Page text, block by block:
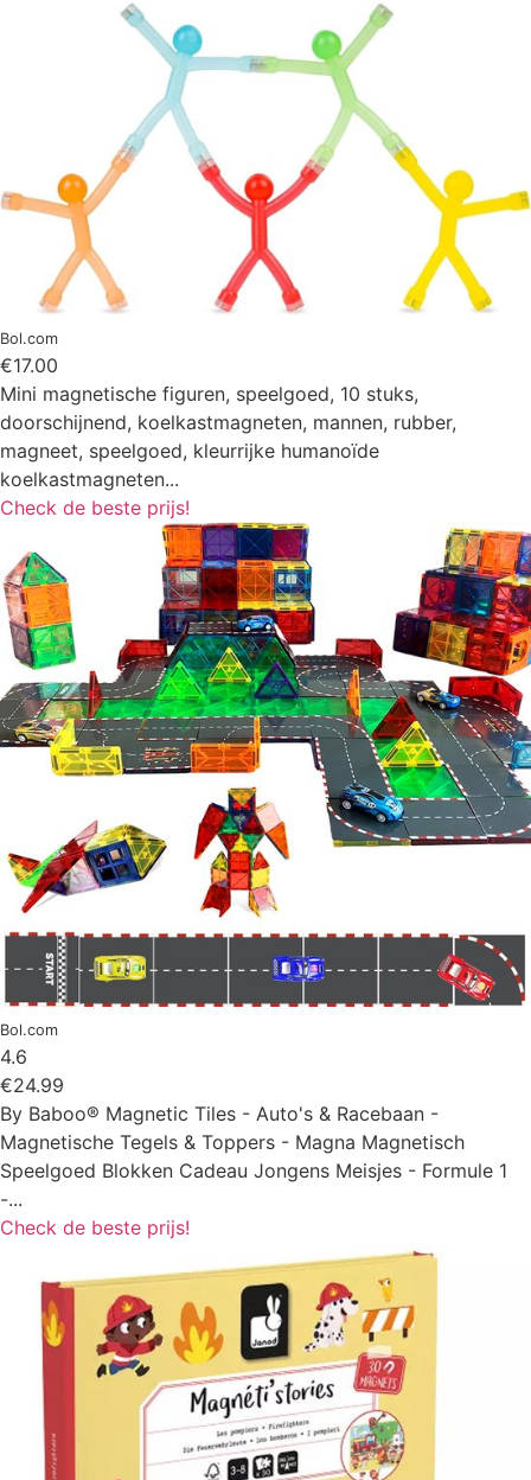
Bol.com
€17.00
Mini magnetische figuren, speelgoed, 10 stuks,
doorschijnend, koelkastmagneten, mannen, rubber,
magneet, speelgoed, kleurrijke humanoïde
koelkastmagneten...
Check de beste prijs!
Bol.com
4.6
€24.99
By Baboo® Magnetic Tiles - Auto's & Racebaan -
Magnetische Tegels & Toppers - Magna Magnetisch
Speelgoed Blokken Cadeau Jongens Meisjes - Formule 1
-...
Check de beste prijs!